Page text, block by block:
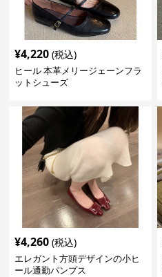
¥4,220 (税込)
ヒール 本革メリージェーンフラ
ットシューズ
¥4,260 (税込)
エレガント方頭デザインの小ヒ
ール通勤パンプス